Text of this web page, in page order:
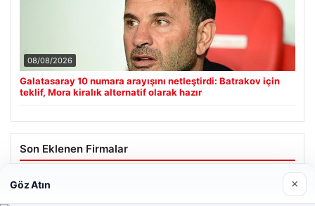
08/08/2026
Galatasaray 10 numara arayışını netleştirdi: Batrakov için
teklif, Mora kiralık alternatif olarak hazır
Son Eklenen Firmalar
Cengiz Sigorta
Göz Atın ×